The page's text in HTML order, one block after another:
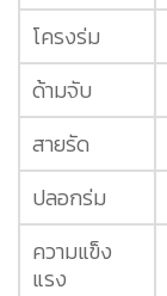
โครงร่ม
ด้ามจับ
สายรัด
ปลอกร่ม
ความแข็ง
แรง